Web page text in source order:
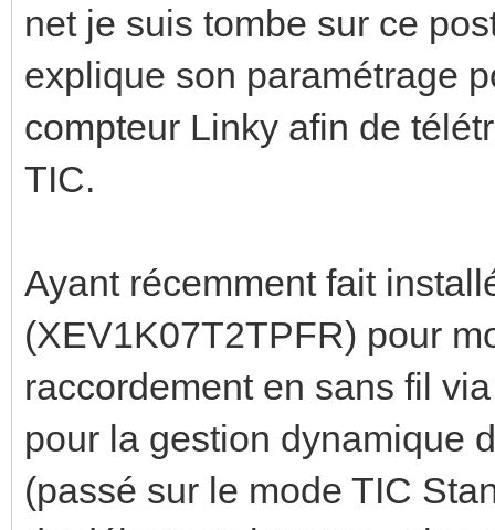
net je suis tombe sur ce
explique son paramétrage
compteur Linky afin de
TIC.
Ayant récemment fait
(XEV1K07T2TPFR) pour
raccordement en sans fil
pour la gestion dynamique
(passé sur le mode TIC